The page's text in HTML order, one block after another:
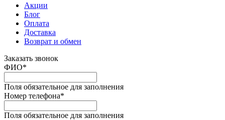
Акции
Блог
Оплата
Доставка
Возврат и обмен
Заказать звонок
ФИО*
Поля обязательное для заполнения
Номер телефона*
Поля обязательное для заполнения